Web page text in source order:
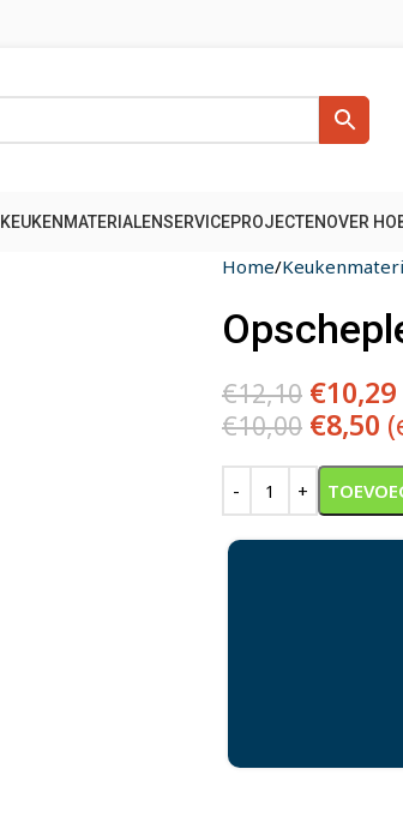
KEUKENMATERIALENSERVICEPROJECTENOVER
Home
€12,10 €10,29
€10,00 €8,50
Alternative: